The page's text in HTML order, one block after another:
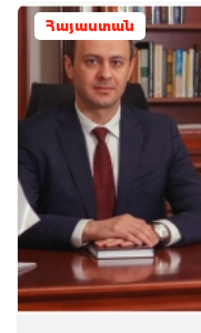
Հայաստան